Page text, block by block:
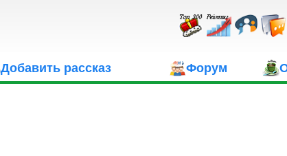
Добавить рассказ Форум